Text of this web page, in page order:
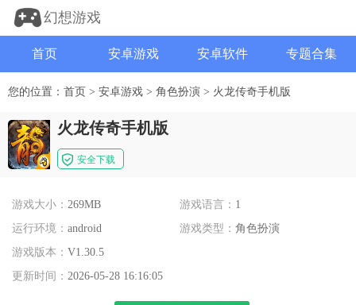
幻想游戏
首页 安卓游戏 安卓软件 专题合集
您的位置： 首页 > 安卓游戏 > 角色扮演 > 火龙传奇手机版
火龙传奇手机版
安全下载
游戏大小： 269MB 游戏语言： 1
运行环境： android 游戏类型：角色扮演
游戏版本： V1.30.5
更新时间： 2026-05-28 16:16:05